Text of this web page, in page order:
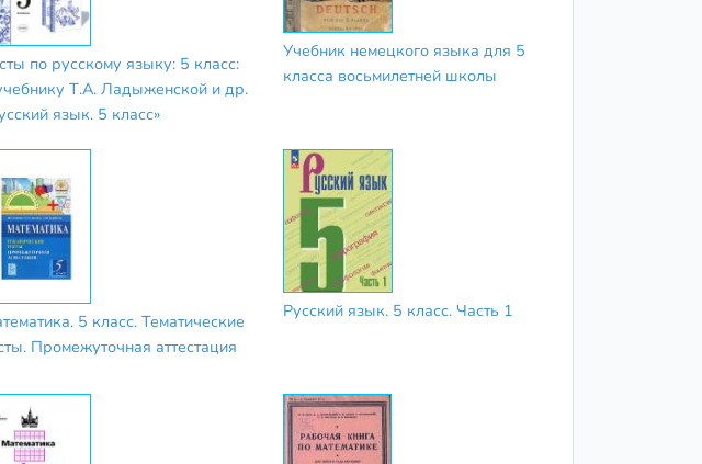
по русскому языку: 5 класс:
Т.А. Ладыженской и др.
язык. 5 класс»
Учебник немецкого языка для 5
класса восьмилетней школы
5 класс. Тематические
Промежуточная аттестация
Русский язык. 5 класс. Часть 1